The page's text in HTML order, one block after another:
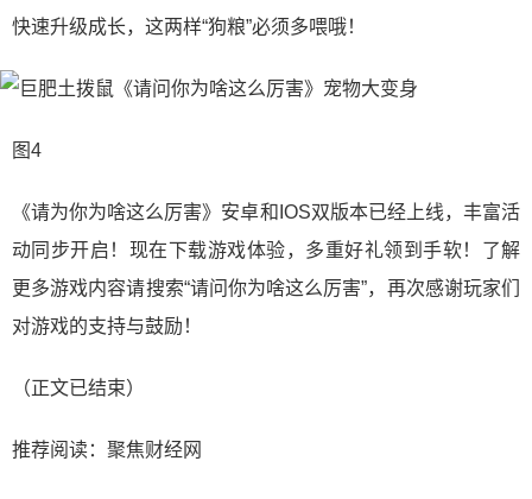
快速升级成长，这两样“狗粮”必须多喂哦！
图4
《请为你为啥这么厉害》安卓和IOS双版本已经上线，丰富活
动同步开启！现在下载游戏体验，多重好礼领到手软！了解
更多游戏内容请搜索“请问你为啥这么厉害”，再次感谢玩家们
对游戏的支持与鼓励！
（正文已结束）
推荐阅读： 聚焦财经网